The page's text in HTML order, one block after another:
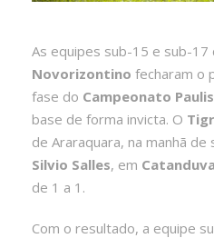
As equipes sub-15 e sub-17
Novorizontino fecharam o
fase do Campeonato
base de forma invicta. O
de Araraquara, na manhã de
Silvio Salles, em
de 1 a 1.
Com o resultado, a equipe